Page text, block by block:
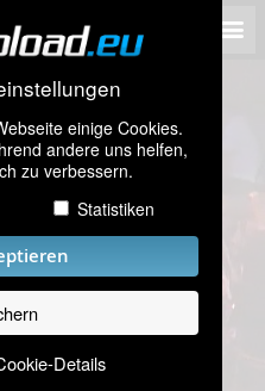
einige Cookies.
andere uns helfen,
zu verbessern.
Statistiken
Details